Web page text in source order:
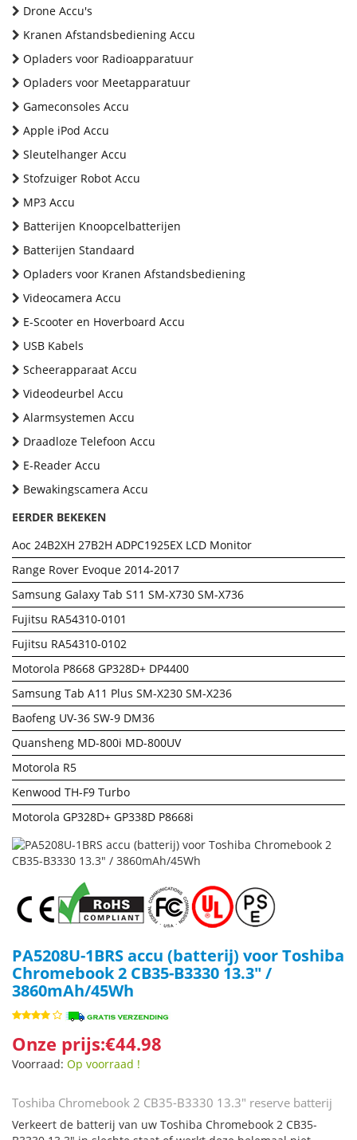
Drone Accu's
Kranen Afstandsbediening Accu
Opladers voor Radioapparatuur
Opladers voor Meetapparatuur
Gameconsoles Accu
Apple iPod Accu
Sleutelhanger Accu
Stofzuiger Robot Accu
MP3 Accu
Batterijen Knoopcelbatterijen
Batterijen Standaard
Opladers voor Kranen Afstandsbediening
Videocamera Accu
E-Scooter en Hoverboard Accu
USB Kabels
Scheerapparaat Accu
Videodeurbel Accu
Alarmsystemen Accu
Draadloze Telefoon Accu
E-Reader Accu
Bewakingscamera Accu
EERDER BEKEKEN
Aoc 24B2XH 27B2H ADPC1925EX LCD Monitor
Range Rover Evoque 2014-2017
Samsung Galaxy Tab S11 SM-X730 SM-X736
Fujitsu RA54310-0101
Fujitsu RA54310-0102
Motorola P8668 GP328D+ DP4400
Samsung Tab A11 Plus SM-X230 SM-X236
Baofeng UV-36 SW-9 DM36
Quansheng MD-800i MD-800UV
Motorola R5
Kenwood TH-F9 Turbo
Motorola GP328D+ GP338D P8668i
PA5208U-1BRS accu (batterij) voor Toshiba
Chromebook 2 CB35-B3330 13.3" /
3860mAh/45Wh
Onze prijs:€44.98
Voorraad: Op voorraad !
Toshiba Chromebook 2 CB35-B3330 13.3" reserve batterij
Verkeert de batterij van uw Toshiba Chromebook 2 CB35-